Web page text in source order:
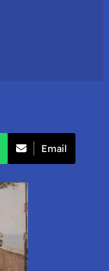
Email